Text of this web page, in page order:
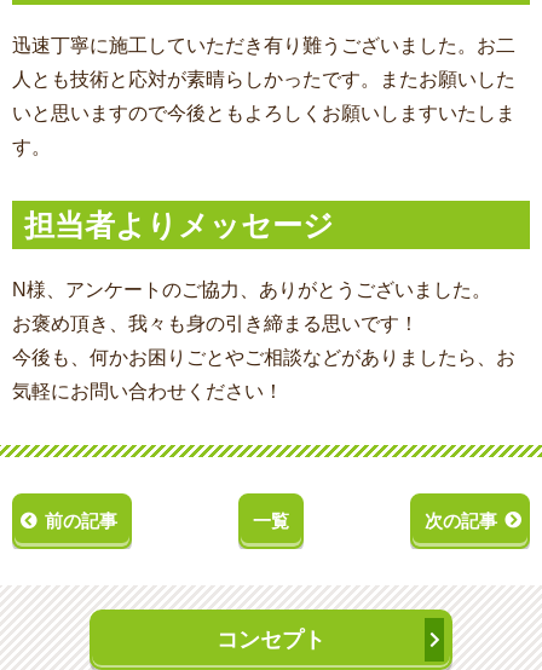
迅速丁寧に施工していただき有り難うございました。お二
人とも技術と応対が素晴らしかったです。またお願いした
いと思いますので今後ともよろしくお願いしますいたしま
す。
担当者よりメッセージ
N様、アンケートのご協力、ありがとうございました。
お褒め頂き、我々も身の引き締まる思いです！
今後も、何かお困りごとやご相談などがありましたら、お
気軽にお問い合わせください！
前の記事 一覧 次の記事
コンセプト